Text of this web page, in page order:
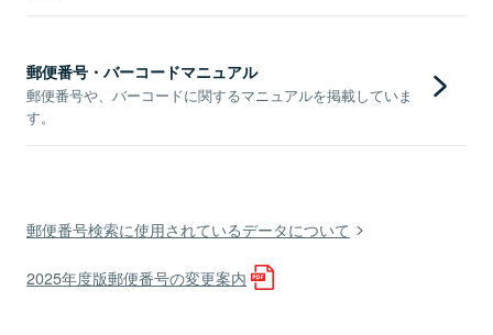
郵便番号・バーコードマニュアル
郵便番号や、バーコードに関するマニュアルを掲載していま
す。
郵便番号検索に使用されているデータについて
2025年度版郵便番号の変更案内